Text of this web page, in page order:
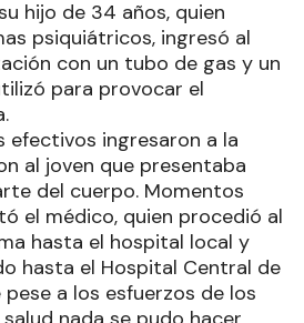
hijo de 34 años, quien
psiquiátricos, ingresó al
con un tubo de gas y un
para provocar el
efectivos ingresaron a la
al joven que presentaba
del cuerpo. Momentos
el médico, quien procedió al
hasta el hospital local y
hasta el Hospital Central de
a los esfuerzos de los